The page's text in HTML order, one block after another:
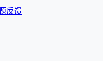
反馈